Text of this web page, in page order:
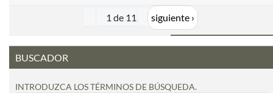
1 de 11 siguiente ›
BUSCADOR
INTRODUZCA LOS TÉRMINOS DE BÚSQUEDA.